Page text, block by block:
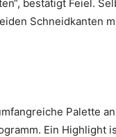
bestätigt Feiel.
Schneidkanten
Palette an
Ein Highlight